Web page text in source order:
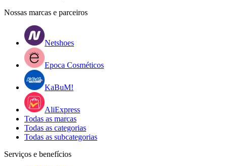
Nossas marcas e parceiros
Netshoes
Epoca Cosméticos
KaBuM!
AliExpress
Todas as marcas
Todas as categorias
Todas as subcategorias
Serviços e benefícios